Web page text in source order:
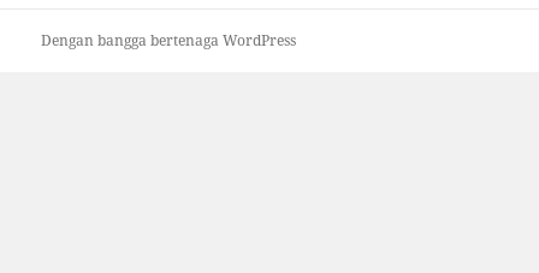
Dengan bangga bertenaga WordPress